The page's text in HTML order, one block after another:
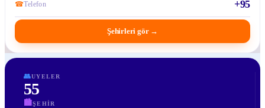
☎Telefon +95
Şehirleri gör →
👥UYELER
55
🏙ŞEHIR